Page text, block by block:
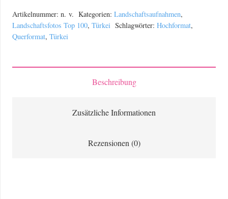
in
der
im
Artikelnummer: n. v. Kategorien: Landschaftsaufnahmen,
Landschaftsfotos Top 100, Türkei Schlagwörter: Hochformat,
Querformat, Türkei
Beschreibung
Zusätzliche Informationen
Rezensionen (0)